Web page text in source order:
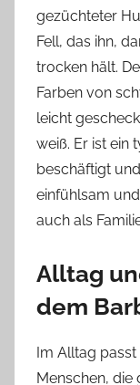
gezüchteter
Fell, das ihn,
trocken hält.
Farben von
leicht
weiß. Er ist ein
beschäftigt
einfühlsam
auch als
Alltag
dem
Im Alltag
Menschen, die